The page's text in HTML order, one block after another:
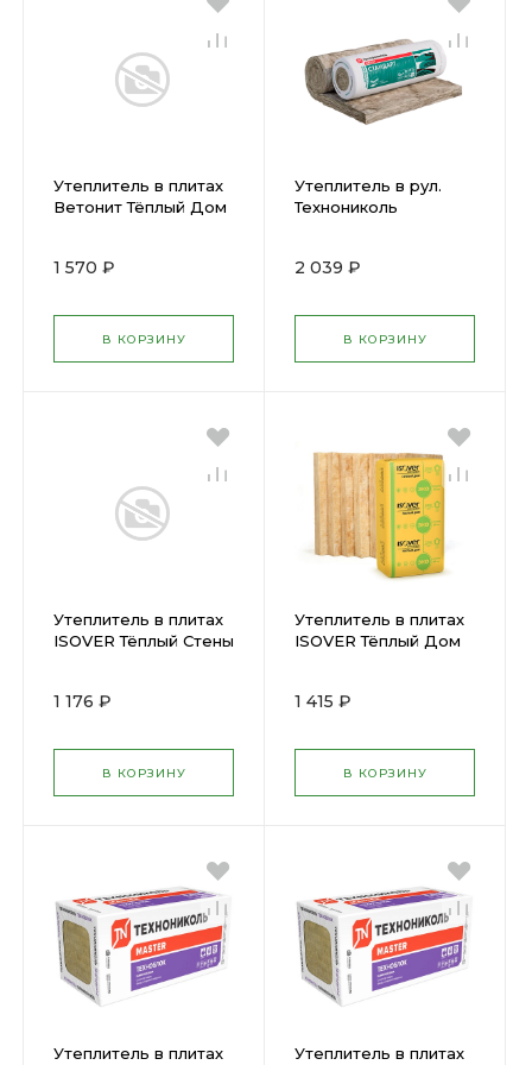
Утеплитель в плитах
Ветонит Тёплый Дом
1 570 ₽
В КОРЗИНУ
Утеплитель в рул.
Технониколь
мата.15м2. 0,11м3
2 039 ₽
В КОРЗИНУ
Утеплитель в плитах
ISOVER Тёплый Стены
6,1 м2 пл ок.19
1 176 ₽
В КОРЗИНУ
Утеплитель в плитах
ISOVER Тёплый Дом
1 415 ₽
В КОРЗИНУ
Утеплитель в плитах
Утеплитель в плитах